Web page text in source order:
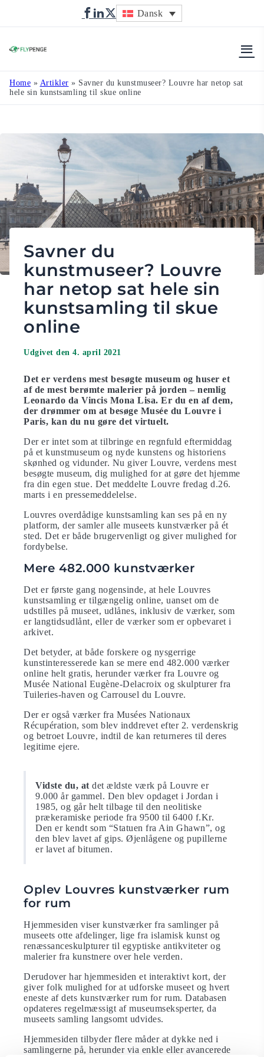
Dansk
Home » Artikler » Savner du kunstmuseer? Louvre har netop sat
hele sin kunstsamling til skue online
Savner du
kunstmuseer? Louvre
har netop sat hele sin
kunstsamling til skue
online
Udgivet den 4. april 2021
Det er verdens mest besøgte museum og huser et
af de mest berømte malerier på jorden – nemlig
Leonardo da Vincis Mona Lisa. Er du en af dem,
der drømmer om at besøge Musée du Louvre i
Paris, kan du nu gøre det virtuelt.
Der er intet som at tilbringe en regnfuld eftermiddag
på et kunstmuseum og nyde kunstens og historiens
skønhed og vidunder. Nu giver Louvre, verdens mest
besøgte museum, dig mulighed for at gøre det hjemme
fra din egen stue. Det meddelte Louvre fredag d.26.
marts ​​i en pressemeddelelse.
Louvres overdådige kunstsamling kan ses på en ny
platform, der samler alle museets kunstværker på ét
sted. Det er både brugervenligt og giver mulighed for
fordybelse.
Mere 482.000 kunstværker
Det er første gang nogensinde, at hele Louvres
kunstsamling er tilgængelig online, uanset om de
udstilles på museet, udlånes, inklusiv de værker, som
er langtidsudlånt, eller de værker som er opbevaret i
arkivet.
Det betyder, at både forskere og nysgerrige
kunstinteresserede kan se mere end 482.000 værker
online helt gratis, herunder værker fra Louvre og
Musée National Eugène-Delacroix og skulpturer fra
Tuileries-haven og Carrousel du Louvre.
Der er også værker fra Musées Nationaux
Récupération, som blev inddrevet efter 2. verdenskrig
og betroet Louvre, indtil de kan returneres til deres
legitime ejere.
Vidste du, at det ældste værk på Louvre er
9.000 år gammel. Den blev opdaget i Jordan i
1985, og går helt tilbage til den neolitiske
prækeramiske periode fra 9500 til 6400 f.Kr.
Den er kendt som “Statuen fra Ain Ghawn”, og
den blev lavet af gips. Øjenlågene og pupillerne
er lavet af bitumen.
Oplev Louvres kunstværker rum
for rum
Hjemmesiden viser kunstværker fra samlinger på
museets otte afdelinger, lige fra islamisk kunst og
renæssanceskulpturer til egyptiske antikviteter og
malerier fra kunstnere over hele verden.
Derudover har hjemmesiden et interaktivt kort, der
giver folk mulighed for at udforske museet og hvert
eneste af dets kunstværker rum for rum. Databasen
opdateres regelmæssigt af museumseksperter, da
museets samling langsomt udvides.
Hjemmesiden tilbyder flere måder at dykke ned i
samlingerne på, herunder via enkle eller avancerede